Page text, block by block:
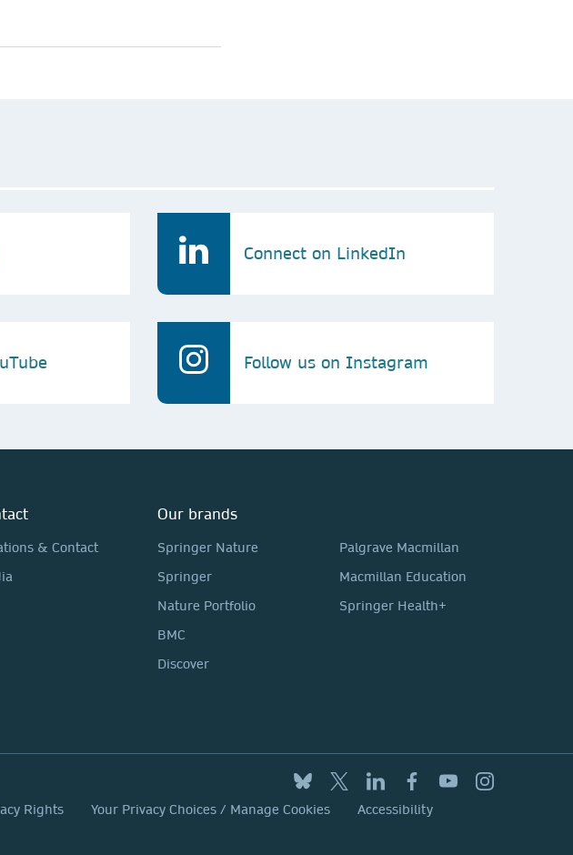
Connect on LinkedIn
Follow us on Instagram
& Contact
Our brands
Springer Nature
Springer
Nature Portfolio
BMC
Discover
Palgrave Macmillan
Macmillan Education
Springer Health+
Rights Your Privacy Choices / Manage Cookies
Accessibility